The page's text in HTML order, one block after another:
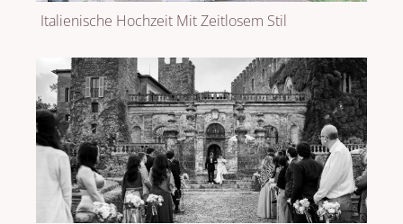
Italienische Hochzeit Mit Zeitlosem Stil